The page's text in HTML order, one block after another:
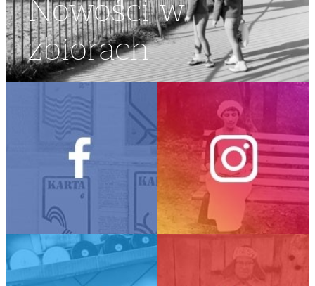
Nowości w
zbiorach